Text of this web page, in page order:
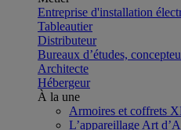
Entreprise d'installation
Tableautier
Distributeur
Bureaux d’études,
Architecte
Hébergeur
À la une
Armoires et coffrets
L’appareillage Art